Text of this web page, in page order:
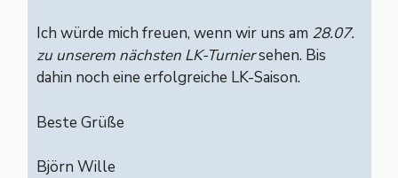
Ich würde mich freuen, wenn wir uns am 28.07.
zu unserem nächsten LK-Turniersehen. Bis
dahin noch eine erfolgreiche LK-Saison.
Beste Grüße
Björn Wille